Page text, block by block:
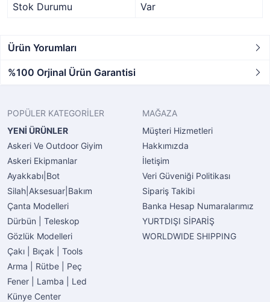
Stok Durumu
Var
Ürün Yorumları
%100 Orjinal Ürün Garantisi
POPÜLER KATEGORİLER
YENİ ÜRÜNLER
Askeri Ve Outdoor Giyim
Askeri Ekipmanlar
Ayakkabı|Bot
Silah|Aksesuar|Bakım
Çanta Modelleri
Dürbün | Teleskop
Gözlük Modelleri
Çakı | Bıçak | Tools
Arma | Rütbe | Peç
Fener | Lamba | Led
Künye Center
MAĞAZA
Müşteri Hizmetleri
Hakkımızda
İletişim
Veri Güveniği Politikası
Sipariş Takibi
Banka Hesap Numaralarımız
YURTDIŞI SİPARİŞ
WORLDWIDE SHIPPING